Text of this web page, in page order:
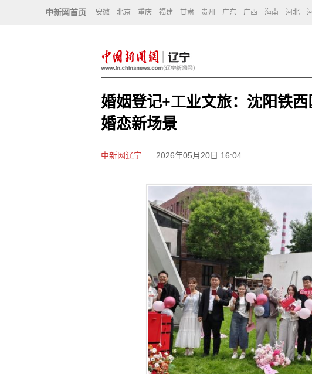
中新网首页 安徽 北京 重庆 福建 甘肃 贵州 广东 广西 海南 河北
婚姻登记+工业文旅：沈阳铁
婚恋新场景
中新网辽宁 2026年05月20日 16:04